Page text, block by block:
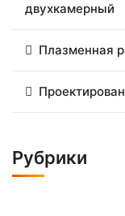
двухкамерный
Плазменная
Рубрики